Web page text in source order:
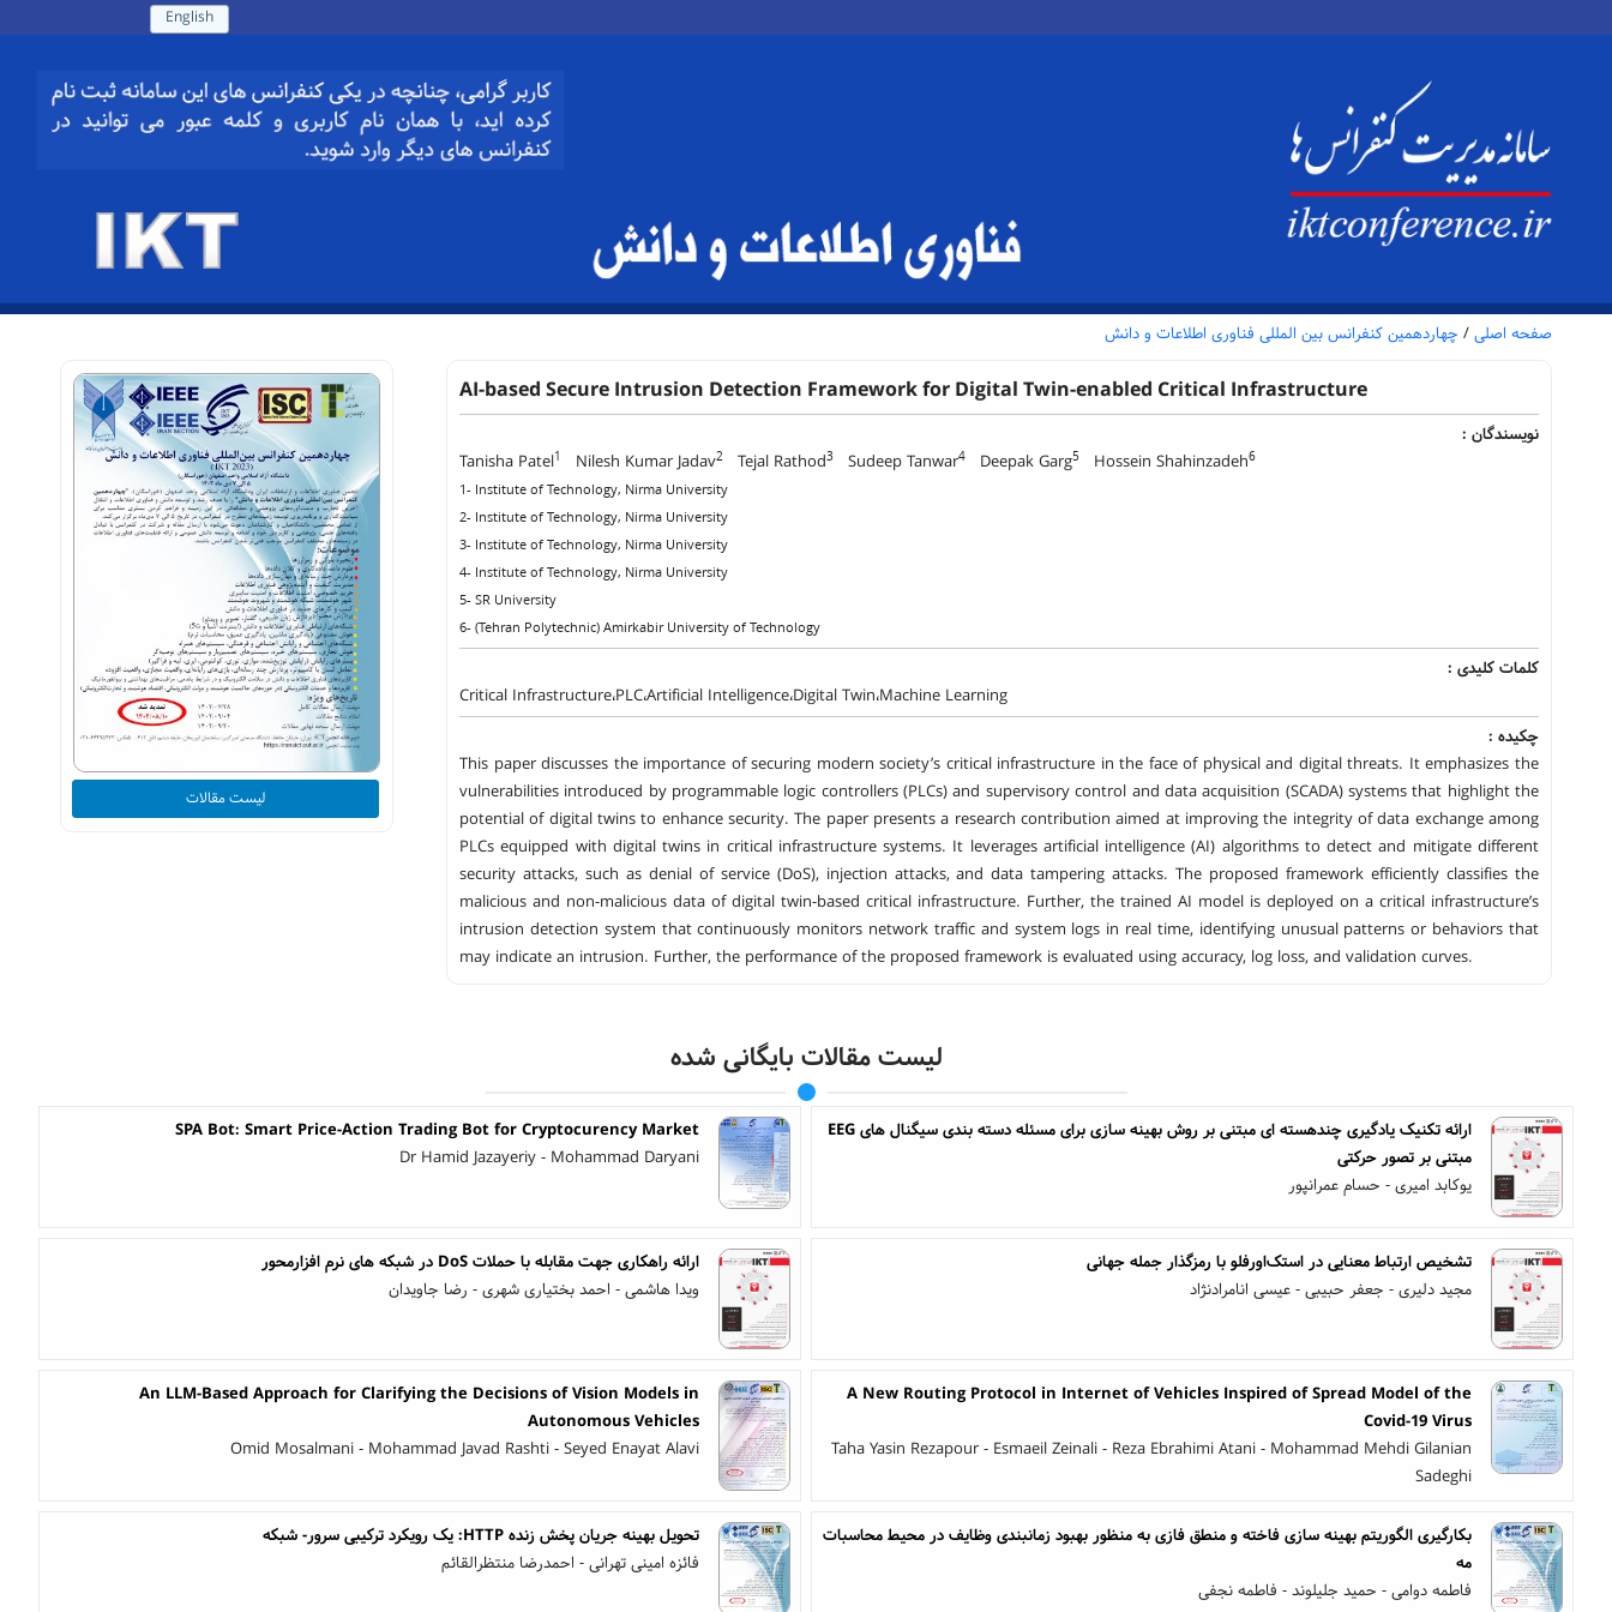
English
صفحه اصلی / چهاردهمین کنفرانس بین المللی فناوری اطلاعات و دانش
AI-based Secure Intrusion Detection Framework for Digital Twin-enabled Critical Infrastructure
نویسندگان :
Tanisha Patel1 Nilesh Kumar Jadav2 Tejal Rathod3 Sudeep Tanwar4 Deepak Garg5 Hossein Shahinzadeh6
1- Institute of Technology, Nirma University
2- Institute of Technology, Nirma University
3- Institute of Technology, Nirma University
4- Institute of Technology, Nirma University
5- SR University
6- (Tehran Polytechnic) Amirkabir University of Technology
کلمات کلیدی :
Critical Infrastructure،PLC،Artificial Intelligence،Digital Twin،Machine Learning
چکیده :
This paper discusses the importance of securing modern society’s critical infrastructure in the face of physical and digital threats. It emphasizes the
vulnerabilities introduced by programmable logic controllers (PLCs) and supervisory control and data acquisition (SCADA) systems that highlight the
potential of digital twins to enhance security. The paper presents a research contribution aimed at improving the integrity of data exchange among
PLCs equipped with digital twins in critical infrastructure systems. It leverages artificial intelligence (AI) algorithms to detect and mitigate different
security attacks, such as denial of service (DoS), injection attacks, and data tampering attacks. The proposed framework efficiently classifies the
malicious and non-malicious data of digital twin-based critical infrastructure. Further, the trained AI model is deployed on a critical infrastructure’s
intrusion detection system that continuously monitors network traffic and system logs in real time, identifying unusual patterns or behaviors that
may indicate an intrusion. Further, the performance of the proposed framework is evaluated using accuracy, log loss, and validation curves.
لیست مقالات
لیست مقالات بایگانی شده
ارائه تکنیک یادگیری چندهسته ای مبتنی بر روش بهینه سازی برای مسئله دسته بندی سیگنال های EEG
مبتنی بر تصور حرکتی
یوکابد امیری - حسام عمرانپور
SPA Bot: Smart Price-Action Trading Bot for Cryptocurency Market
Dr Hamid Jazayeriy - Mohammad Daryani
تشخیص ارتباط معنایی در استک‌اورفلو با رمزگذار جمله جهانی
مجید دلیری - جعفر حبیبی - عیسی انامرادنژاد
ارائه راهکاری جهت مقابله با حملات DoS در شبکه های نرم افزارمحور
ویدا هاشمی - احمد بختیاری شهری - رضا جاویدان
A New Routing Protocol in Internet of Vehicles Inspired of Spread Model of the
Covid-19 Virus
Taha Yasin Rezapour - Esmaeil Zeinali - Reza Ebrahimi Atani - Mohammad Mehdi Gilanian
Sadeghi
An LLM-Based Approach for Clarifying the Decisions of Vision Models in
Autonomous Vehicles
Omid Mosalmani - Mohammad Javad Rashti - Seyed Enayat Alavi
بکارگیری الگوریتم بهینه سازی فاخته و منطق فازی به منظور بهبود زمانبندی وظایف در محیط محاسبات
مه
فاطمه دوامی - حمید جلیلوند - فاطمه نجفی
تحویل بهینه جریان پخش زنده HTTP: یک رویکرد ترکیبی سرور- شبکه
فائزه امینی تهرانی - احمدرضا منتظرالقائم